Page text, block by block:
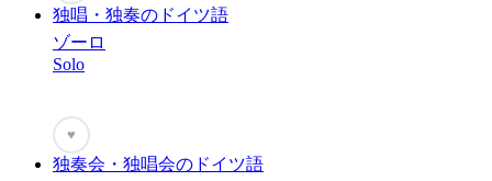
独唱・独奏のドイツ語
ゾーロ
Solo
♥
独奏会・独唱会のドイツ語